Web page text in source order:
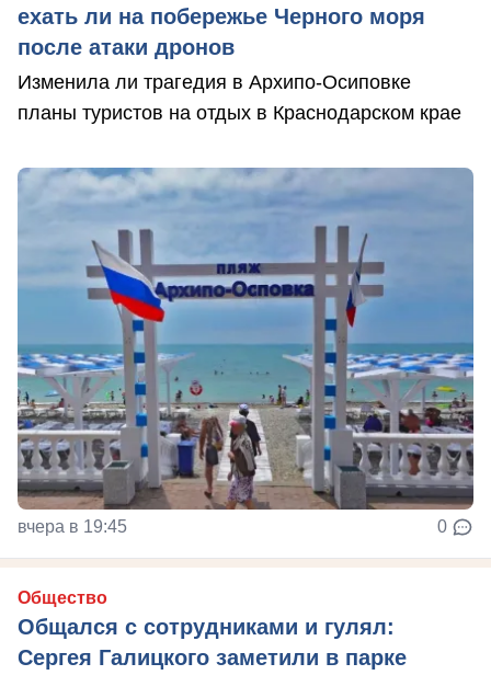
ехать ли на побережье Черного моря
после атаки дронов
Изменила ли трагедия в Архипо-Осиповке
планы туристов на отдых в Краснодарском крае
вчера в 19:45 0
Общество
Общался с сотрудниками и гулял:
Сергея Галицкого заметили в парке